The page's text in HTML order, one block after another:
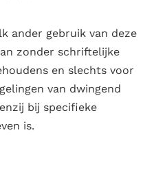
ander gebruik van deze
zonder schriftelijke
en slechts voor
van dwingend
bij specifieke
is.